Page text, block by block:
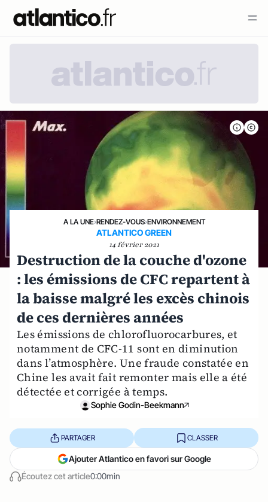
A LA UNE›RENDEZ-VOUS›ENVIRONNEMENT
ATLANTICO GREEN
14 février 2021
Destruction de la couche d'ozone
: les émissions de CFC repartent à
la baisse malgré les excès chinois
de ces dernières années
Les émissions de chlorofluorocarbures, et
notamment de CFC-11 sont en diminution
dans l’atmosphère. Une fraude constatée en
Chine les avait fait remonter mais elle a été
détectée et corrigée à temps.
Sophie Godin-Beekmann
Écoutez cet article0:00min
PARTAGER CLASSER
Ajouter Atlantico en favori sur Google